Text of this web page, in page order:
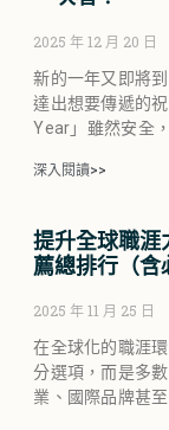
2025 年 12 月 20 日
新的一年又即將
達出想要傳遞的
Year」雖然安全
深入閱讀>>
提升全球職涯
薦總排行（含
2025 年 11 月 25 日
在全球化的職涯
分選項，而是多
業、國際品牌甚